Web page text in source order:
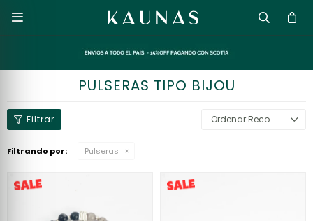

PULSERAS TIPO BIJOU
Recomendados
Filtrando por: Pulseras